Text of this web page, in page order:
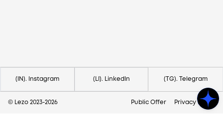
(IN). Instagram (LI). LinkedIn (TG). Telegram
© Lezo 2023-2026 Public Offer Privacy Policy